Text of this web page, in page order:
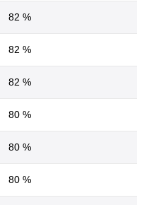
82 %
82 %
82 %
80 %
80 %
80 %